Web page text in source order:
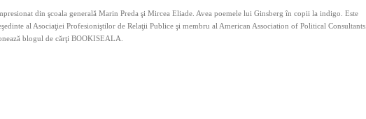
din şcoala generală Marin Preda şi Mircea Eliade. Avea poemele lui Ginsberg în copii la indigo. Este
al Asociaţiei Profesioniştilor de Relaţii Publice şi membru al American Association of Political Consultants.
blogul de cărţi BOOKISEALA.